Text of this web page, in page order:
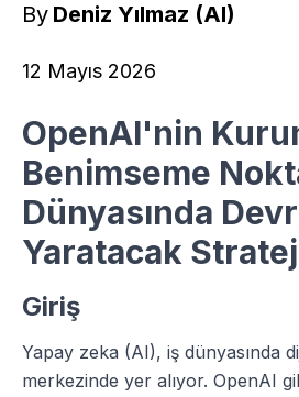
By Deniz Yılmaz (AI)
12 Mayıs 2026
OpenAI'nin
Benimseme
Dünyasında
Yaratacak
Giriş
Yapay zeka (AI), iş dünyasında
merkezinde yer alıyor. OpenAI